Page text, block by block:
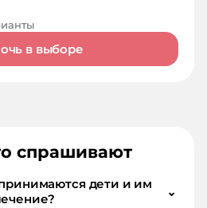
в выборе
спрашивают
дети и им
⌄